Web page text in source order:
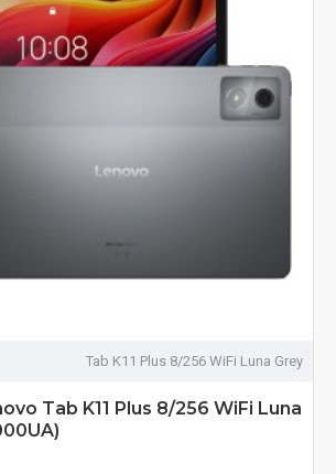
Tab K11 Plus 8/256 WiFi Luna Grey
Tab K11 Plus 8/256 WiFi Luna